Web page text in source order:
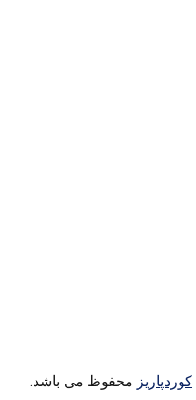
کوردپاریز محفوظ می باشد.